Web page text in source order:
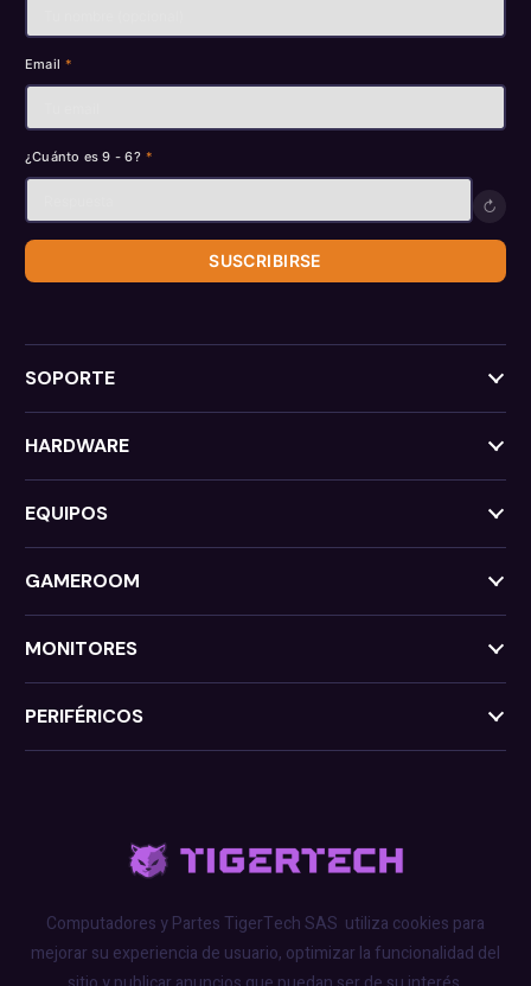
Email *
¿Cuánto es 9 - 6? *
↻
SUSCRIBIRSE
SOPORTE
HARDWARE
EQUIPOS
GAMEROOM
MONITORES
PERIFÉRICOS
Computadores y Partes TigerTech SAS utiliza cookies para
mejorar su experiencia de usuario, optimizar la funcionalidad del